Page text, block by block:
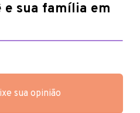
e sua família em
sua opinião